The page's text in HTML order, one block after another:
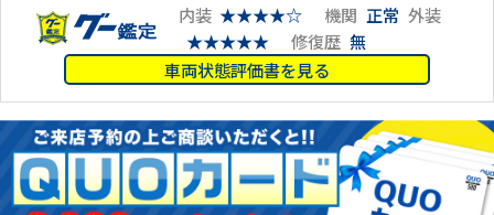
内装 ★★★★☆ 機関 正常 外装
★★★★★
修復歴 無
車両状態評価書を見る